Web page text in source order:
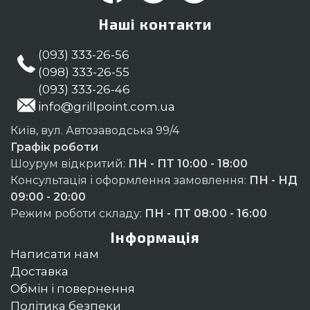
Наші контакти
(093) 333-26-56
(098) 333-26-55
(093) 333-26-46
info@grillpoint.com.ua
Київ, вул. Автозаводська 99/4
Графік роботи
Шоурум відкритий: ПН - ПТ 10:00 - 18:00
Консультація і оформлення замовлення: ПН - НД
09:00 - 20:00
Режим роботи складу: ПН - ПТ 08:00 - 16:00
Інформація
Написати нам
Доставка
Обмін і повернення
Політика безпеки